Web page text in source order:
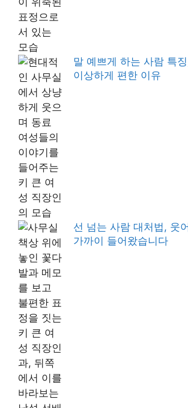
말 예쁘게 하는 사람 특
이상하게 편한 이유
선 넘는 사람 대처법, 웃
가까이 들어왔습니다